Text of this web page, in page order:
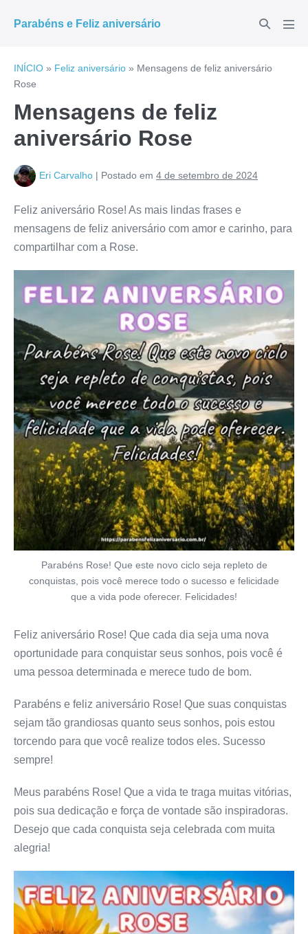
para
conteúdo
Parabéns e Feliz aniversário
Alternar
INÍCIO » Feliz aniversário » Mensagens de feliz aniversário
Rose
Mensagens de feliz
aniversário Rose
Eri Carvalho | Postado em 4 de setembro de 2024
Feliz aniversário Rose! As mais lindas frases e
mensagens de feliz aniversário com amor e carinho, para
compartilhar com a Rose.
Parabéns Rose! Que este novo ciclo seja repleto de
conquistas, pois você merece todo o sucesso e felicidade
que a vida pode oferecer. Felicidades!
Feliz aniversário Rose! Que cada dia seja uma nova
oportunidade para conquistar seus sonhos, pois você é
uma pessoa determinada e merece tudo de bom.
Parabéns e feliz aniversário Rose! Que suas conquistas
sejam tão grandiosas quanto seus sonhos, pois estou
torcendo para que você realize todos eles. Sucesso
sempre!
Meus parabéns Rose! Que a vida te traga muitas vitórias,
pois sua dedicação e força de vontade são inspiradoras.
Desejo que cada conquista seja celebrada com muita
alegria!